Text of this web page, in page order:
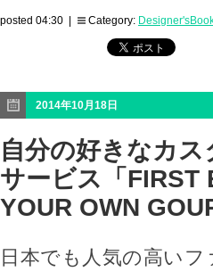
posted 04:30 | Category:
2014年10月18日
自分の好きなカ
サービス「FIRST
YOUR OWN
日本でも人気の高い